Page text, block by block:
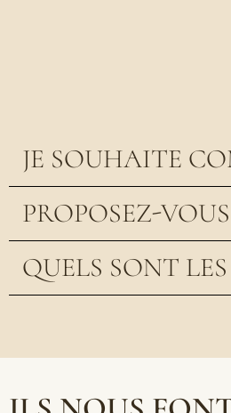
JE SOUHAITE
PROPOSEZ-
QUELS SONT